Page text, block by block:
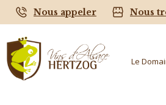
Nous appeler Nous
Le